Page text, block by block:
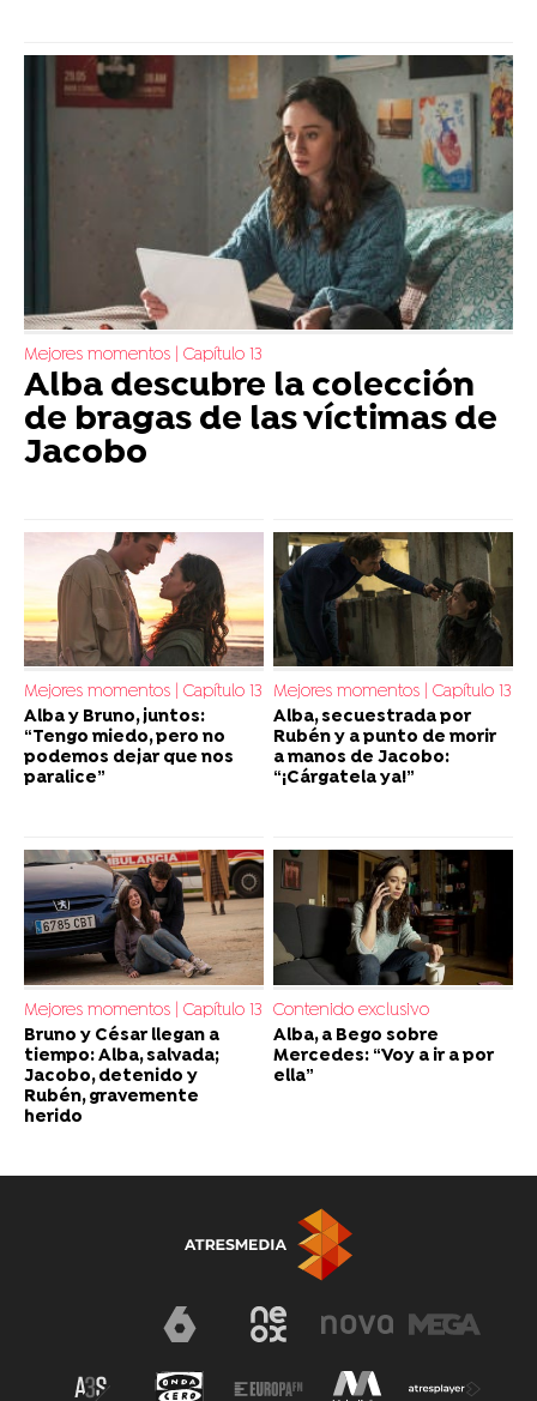
Mejores momentos | Capítulo 13
Alba descubre la colección
de bragas de las víctimas de
Jacobo
Mejores momentos | Capítulo 13
Alba y Bruno, juntos:
“Tengo miedo, pero no
podemos dejar que nos
paralice”
Mejores momentos | Capítulo 13
Alba, secuestrada por
Rubén y a punto de morir
a manos de Jacobo:
“¡Cárgatela ya!”
Mejores momentos | Capítulo 13
Bruno y César llegan a
tiempo: Alba, salvada;
Jacobo, detenido y
Rubén, gravemente
herido
Contenido exclusivo
Alba, a Bego sobre
Mercedes: “Voy a ir a por
ella”